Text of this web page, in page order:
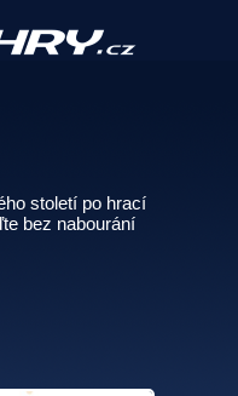
století po hrací
bez nabourání